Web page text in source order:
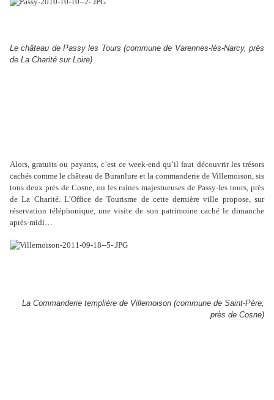
Le château de Passy les Tours (commune de Varennes-lès-Narcy, près
de La Charité sur Loire)
Alors, gratuits ou payants, c’est ce week-end qu’il faut découvrir les trésors
cachés comme le château de Buranlure et la commanderie de Villemoison, sis
tous deux près de Cosne, ou les ruines majestueuses de Passy-les tours, près
de La Charité. L’Office de Tourisme de cette dernière ville propose, sur
réservation téléphonique, une visite de son patrimoine caché le dimanche
après-midi…
La Commanderie templière de Villemoison (commune de Saint-Père,
près de Cosne)